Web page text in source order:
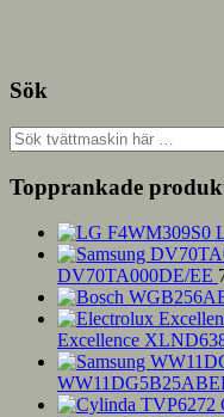
Sök
Topprankade
DV70TA000DE/EE
Excellence